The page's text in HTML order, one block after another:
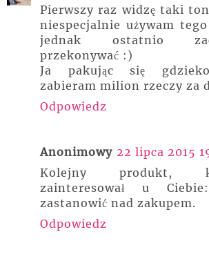
Pierwszy raz widzę taki
niespecjalnie używam
jednak ostatnio
przekonywać :)
Ja pakując się
zabieram milion rzeczy za
Odpowiedz
Anonimowy 22 lipca 2015
Kolejny produkt,
zainteresował u
zastanowić nad zakupem.
Odpowiedz